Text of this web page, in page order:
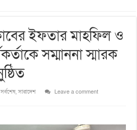
ইফতার মাহফিল ও
সম্মাননা স্মারক
সর্বশেষ,সারাদেশ
Leave a comment